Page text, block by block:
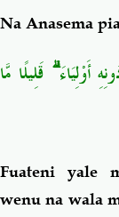
Na Anasema
أَوْلِيَاءَ ۗ قَلِيلًا مَّا
Fuateni yale
wenu na wala